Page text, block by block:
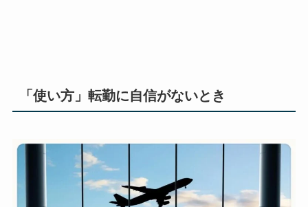
「使い方」転勤に自信がないとき